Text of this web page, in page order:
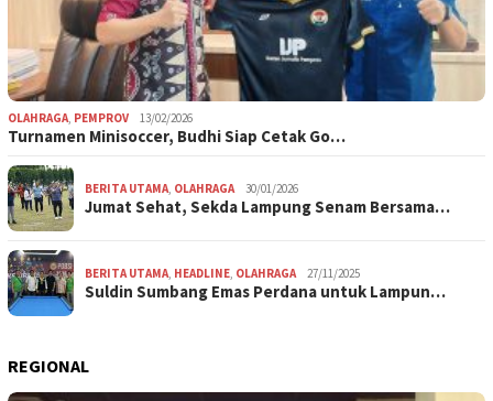
OLAHRAGA, PEMPROV 13/02/2026
Turnamen Minisoccer, Budhi Siap Cetak Go…
BERITA UTAMA, OLAHRAGA 30/01/2026
Jumat Sehat, Sekda Lampung Senam Bersama…
BERITA UTAMA, HEADLINE, OLAHRAGA 27/11/2025
Suldin Sumbang Emas Perdana untuk Lampun…
REGIONAL